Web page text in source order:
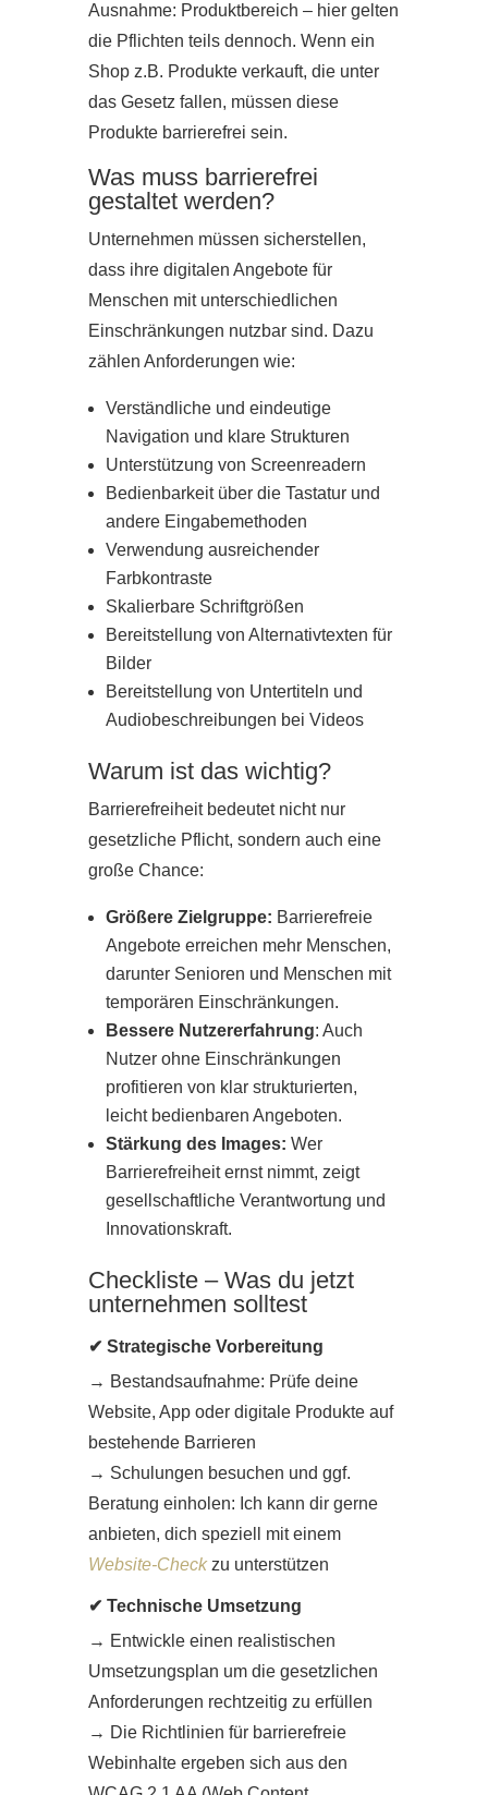
Ausnahme: Produktbereich – hier gelten
die Pflichten teils dennoch. Wenn ein
Shop z.B. Produkte verkauft, die unter
das Gesetz fallen, müssen diese
Produkte barrierefrei sein.
Was muss barrierefrei
gestaltet werden?
Unternehmen müssen sicherstellen,
dass ihre digitalen Angebote für
Menschen mit unterschiedlichen
Einschränkungen nutzbar sind. Dazu
zählen Anforderungen wie:
Verständliche und eindeutige
Navigation und klare Strukturen
Unterstützung von Screenreadern
Bedienbarkeit über die Tastatur und
andere Eingabemethoden
Verwendung ausreichender
Farbkontraste
Skalierbare Schriftgrößen
Bereitstellung von Alternativtexten für
Bilder
Bereitstellung von Untertiteln und
Audiobeschreibungen bei Videos
Warum ist das wichtig?
Barrierefreiheit bedeutet nicht nur
gesetzliche Pflicht, sondern auch eine
große Chance:
Größere Zielgruppe: Barrierefreie
Angebote erreichen mehr Menschen,
darunter Senioren und Menschen mit
temporären Einschränkungen.
Bessere Nutzererfahrung: Auch
Nutzer ohne Einschränkungen
profitieren von klar strukturierten,
leicht bedienbaren Angeboten.
Stärkung des Images: Wer
Barrierefreiheit ernst nimmt, zeigt
gesellschaftliche Verantwortung und
Innovationskraft.
Checkliste – Was du jetzt
unternehmen solltest
✔ Strategische Vorbereitung
→ Bestandsaufnahme: Prüfe deine
Website, App oder digitale Produkte auf
bestehende Barrieren
→ Schulungen besuchen und ggf.
Beratung einholen: Ich kann dir gerne
anbieten, dich speziell mit einem
Website-Checkzu unterstützen
✔ Technische Umsetzung
→ Entwickle einen realistischen
Umsetzungsplan um die gesetzlichen
Anforderungen rechtzeitig zu erfüllen
→ Die Richtlinien für barrierefreie
Webinhalte ergeben sich aus den